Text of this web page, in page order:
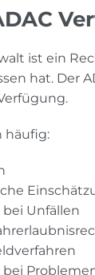
ist ein
hat. Der
häufig:
Unfällen